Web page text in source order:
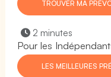
TROUVER MA
2 minutes
Pour les
LES MEILLEURES